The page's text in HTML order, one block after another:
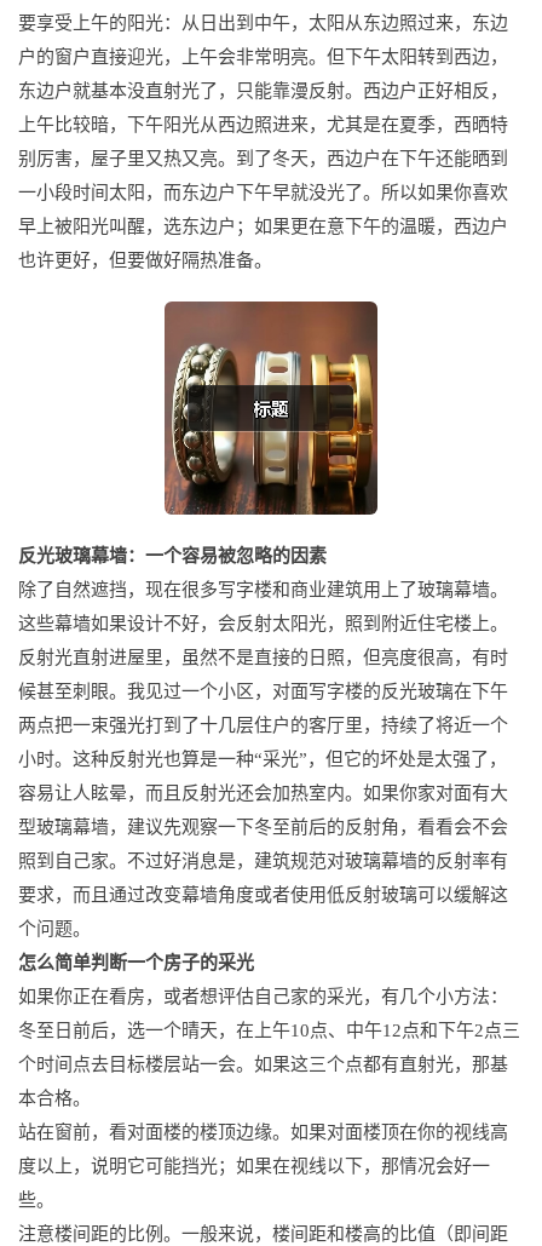
要享受上午的阳光：从日出到中午，太阳从东边照过来，东边
户的窗户直接迎光，上午会非常明亮。但下午太阳转到西边，
东边户就基本没直射光了，只能靠漫反射。西边户正好相反，
上午比较暗，下午阳光从西边照进来，尤其是在夏季，西晒特
别厉害，屋子里又热又亮。到了冬天，西边户在下午还能晒到
一小段时间太阳，而东边户下午早就没光了。所以如果你喜欢
早上被阳光叫醒，选东边户；如果更在意下午的温暖，西边户
也许更好，但要做好隔热准备。
反光玻璃幕墙：一个容易被忽略的因素
除了自然遮挡，现在很多写字楼和商业建筑用上了玻璃幕墙。
这些幕墙如果设计不好，会反射太阳光，照到附近住宅楼上。
反射光直射进屋里，虽然不是直接的日照，但亮度很高，有时
候甚至刺眼。我见过一个小区，对面写字楼的反光玻璃在下午
两点把一束强光打到了十几层住户的客厅里，持续了将近一个
小时。这种反射光也算是一种“采光”，但它的坏处是太强了，
容易让人眩晕，而且反射光还会加热室内。如果你家对面有大
型玻璃幕墙，建议先观察一下冬至前后的反射角，看看会不会
照到自己家。不过好消息是，建筑规范对玻璃幕墙的反射率有
要求，而且通过改变幕墙角度或者使用低反射玻璃可以缓解这
个问题。
怎么简单判断一个房子的采光
如果你正在看房，或者想评估自己家的采光，有几个小方法：
冬至日前后，选一个晴天，在上午10点、中午12点和下午2点三
个时间点去目标楼层站一会。如果这三个点都有直射光，那基
本合格。
站在窗前，看对面楼的楼顶边缘。如果对面楼顶在你的视线高
度以上，说明它可能挡光；如果在视线以下，那情况会好一
些。
注意楼间距的比例。一般来说，楼间距和楼高的比值（即间距